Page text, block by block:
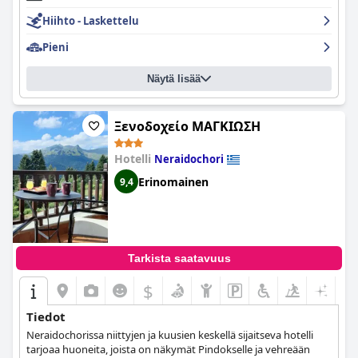
Hiihto - Laskettelu
Pieni
Näytä lisää
Ξενοδοχείο ΜΑΓΚΙΩΣΗ
Hotelli Neraidochori
9,4 Erinomainen
Tarkista saatavuus
$
Tiedot
Neraidochorissa niittyjen ja kuusien keskellä sijaitseva hotelli
tarjoaa huoneita, joista on näkymät Pindokselle ja vehreään